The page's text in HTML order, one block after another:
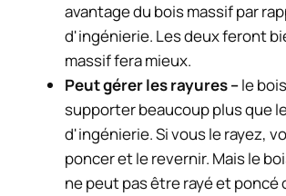
avantage du bois massif par
d'ingénierie. Les deux feront
massif fera mieux.
Peut gérer les rayures –le
supporter beaucoup plus que
d'ingénierie. Si vous le rayez,
poncer et le revernir. Mais le
ne peut pas être rayé et poncé